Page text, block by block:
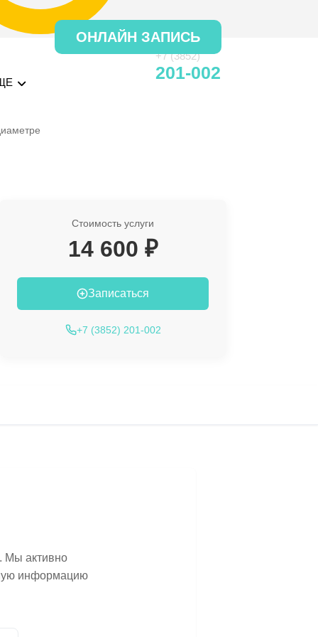
+7 (3852)
201-002
ОНЛАЙН ЗАПИСЬ
Стоимость услуги
14 600 ₽
Записаться
+7 (3852) 201-002
Мы активно
информацию